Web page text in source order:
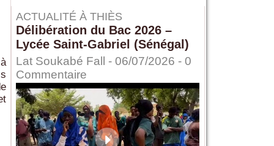
ACTUALITÉ À THIÈS
Délibération du Bac 2026 –
Lycée Saint-Gabriel (Sénégal)
Lat Soukabé Fall - 06/07/2026 - 0
Commentaire